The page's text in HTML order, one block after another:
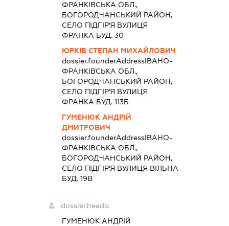
ФРАНКІВСЬКА ОБЛ.,
БОГОРОДЧАНСЬКИЙ РАЙОН,
СЕЛО ПІДГІР'Я ВУЛИЦЯ
ФРАНКА БУД. 30
ЮРКІВ СТЕПАН МИХАЙЛОВИЧ
dossier.founderAddressІВАНО-
ФРАНКІВСЬКА ОБЛ.,
БОГОРОДЧАНСЬКИЙ РАЙОН,
СЕЛО ПІДГІР'Я ВУЛИЦЯ
ФРАНКА БУД. 113Б
ГУМЕНЮК АНДРІЙ
ДМИТРОВИЧ
dossier.founderAddressІВАНО-
ФРАНКІВСЬКА ОБЛ.,
БОГОРОДЧАНСЬКИЙ РАЙОН,
СЕЛО ПІДГІР'Я ВУЛИЦЯ ВІЛЬНА
БУД. 19В
dossier.heads:
ГУМЕНЮК АНДРІЙ